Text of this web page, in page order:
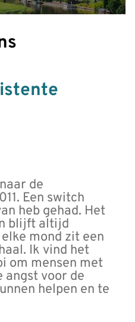
de
Een switch
heb gehad. Het
blijft altijd
mond zit een
Ik vind het
om mensen met
angst voor de
helpen en te